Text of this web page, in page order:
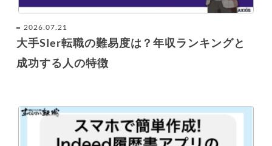
2026.07.21
大手SIer転職の難易度は？年収ランキングと
成功する人の特徴